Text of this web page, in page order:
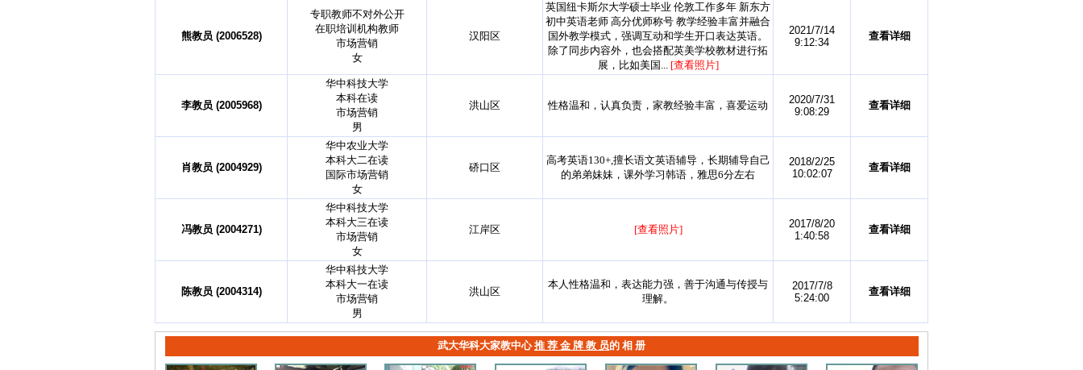
熊教员 (2006528)
专职教师不对外公开
在职培训机构教师
市场营销
女
汉阳区
英国纽卡斯尔大学硕士毕业 伦敦工作多年 新东方
初中英语老师 高分优师称号 教学经验丰富并融合
国外教学模式，强调互动和学生开口表达英语。
除了同步内容外，也会搭配英美学校教材进行拓
展，比如美国... [查看照片]
2021/7/14
9:12:34
查看详细
李教员 (2005968)
华中科技大学
本科在读
市场营销
男
洪山区 性格温和，认真负责，家教经验丰富，喜爱运动
2020/7/31
9:08:29
查看详细
肖教员 (2004929)
华中农业大学
本科大二在读
国际市场营销
女
硚口区
高考英语130+,擅长语文英语辅导，长期辅导自己
的弟弟妹妹，课外学习韩语，雅思6分左右
2018/2/25
10:02:07
查看详细
冯教员 (2004271)
华中科技大学
本科大三在读
市场营销
女
江岸区 [查看照片]
2017/8/20
1:40:58
查看详细
陈教员 (2004314)
华中科技大学
本科大一在读
市场营销
男
洪山区
本人性格温和，表达能力强，善于沟通与传授与
理解。
2017/7/8
5:24:00
查看详细
武大华科大家教中心推 荐 金 牌 教 员的 相 册